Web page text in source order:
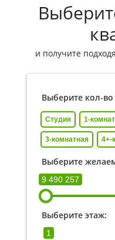
и получите
Выберите кол-
Студия 1-
3-комнатная 4+-
Выберите
9 490 257
Выберите этаж:
1